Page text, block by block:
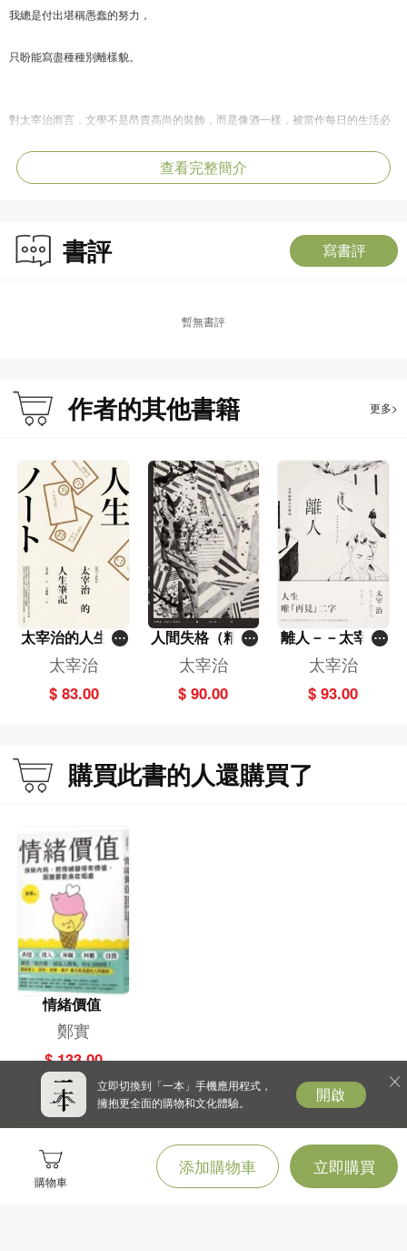
購物車
添加購物車 立即購買
我總是付出堪稱愚蠢的努力，
只盼能寫盡種種別離樣貌。
對太宰治而言，文學不是昂貴高尚的裝飾，而是像酒一樣，被當作每日的生活必
與世界僅剩的一點連結，不管它是可以拿來糊口，還是拿文學獎混點名聲。而真
正支撐他持續書寫的，是一種近乎執拗的信念──透過文學，誠實記錄人類的軟弱
太宰治以誠實而細膩的文字，道出每個人心底最隱祕的孤寂
實的發言，與不留一點退路的自剖。從人生、愛情、人性到孤獨——在每一段文
都能看見太宰對這世間最真摯的凝視。
※人生戀文──生活就是作品；作家，就該寫羅曼史
集結太宰治發表於報章雜誌的多篇隨筆散文，內容囊括人生哲學、生活感想，與
文學見解。從這些散文可進一步認識太宰治──相對於絕望、頹廢、墮落之外──
理想、善良、費盡心力，試圖扭轉命運的另一面。
※津輕通信──雜草叢生的廢園，我並不討厭
寫於1946年。太宰治東京家被炸毀，舉家遷移妻子位於甲府市的老家，而娘家隨
即也因燒夷彈付之一炬。二度受災，迫不得已帶著妻兒回青森縣津輕老家，投靠
發表於1948年《新潮》，是太宰治向文壇大老正面宣戰之昭告文。他一反過往
「氣弱」筆調，以近乎決裂的姿態直言：「誰罵我我就罵誰，這場筆戰我奉陪到
底。」內容辛辣鋒利，刊出即震驚文壇。〈如是我聞〉共計四回，最終回在其死
後刊出。
※人生絮語──太宰文學作品精華箴言集
受喜愛，引起讀者強烈共鳴。他總能在開玩笑的時候意外說出真理。然而，說出
真理對太宰治來說無比重要，除了救贖自己，也總是為喜歡他的讀者帶來一絲重
新面對人生的勇氣。
太宰治像一個一腳踩在地獄裡的人，
他比誰都更清楚孤獨、寂寞與人心的裂縫，
查看完整簡介
書評 寫書評
暫無書評
作者的其他書籍 更多>
太宰治的人生筆
記
太宰治
$ 83.00
人間失格（精裝
典藏版）
太宰治
$ 90.00
離人－－太宰治
的人生絮語（二
版）
太宰治
$ 93.00
購買此書的人還購買了
情緒價值
鄭實
$ 133.00
立即切換到「一本」手機應用程式，
擁抱更全面的購物和文化體驗。
開啟